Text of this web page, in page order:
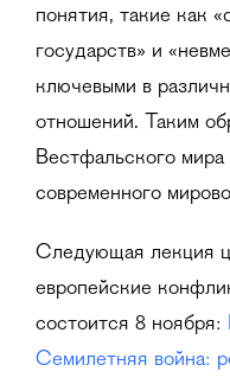
понятия, такие как
государств» и
ключевыми в
отношений. Таким
Вестфальского
современного
Следующая лекция
европейские
состоится 8 ноября:
Семилетняя война: